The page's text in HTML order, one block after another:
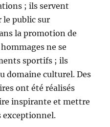
; ils servent
le public sur
la promotion de
ne se
sportifs ; ils
domaine culturel. Des
ont été réalisés
inspirante et mettre
exceptionnel.